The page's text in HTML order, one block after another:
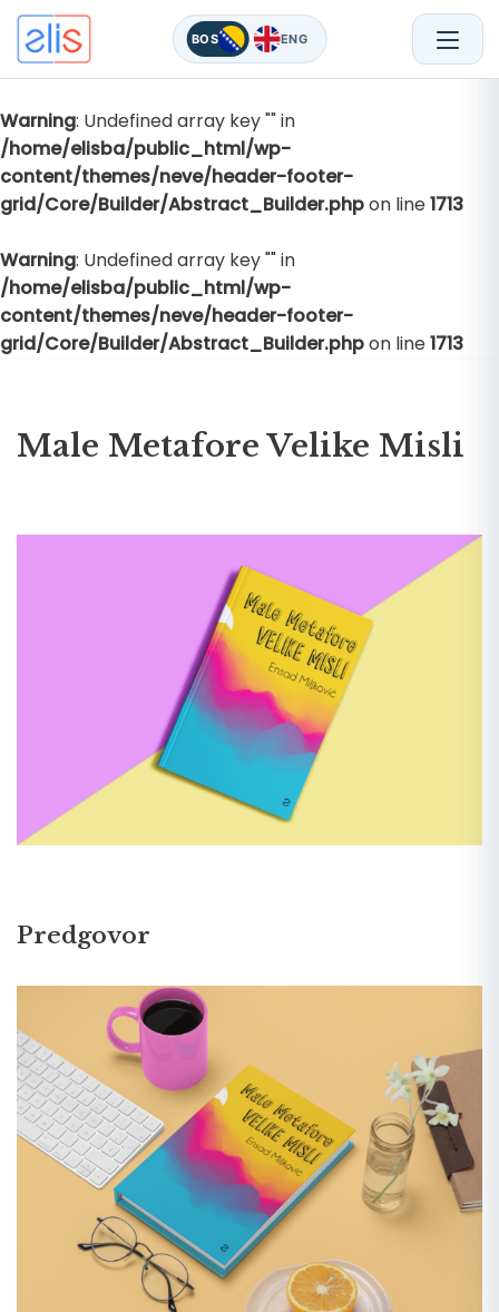
BOS ENG
Skip
to
content
Warning: Undefined array key "" in
/home/elisba/public_html/wp-
content/themes/neve/header-footer-
grid/Core/Builder/Abstract_Builder.phpon line1713
Warning: Undefined array key "" in
/home/elisba/public_html/wp-
content/themes/neve/header-footer-
grid/Core/Builder/Abstract_Builder.phpon line1713
Male Metafore Velike Misli
Predgovor